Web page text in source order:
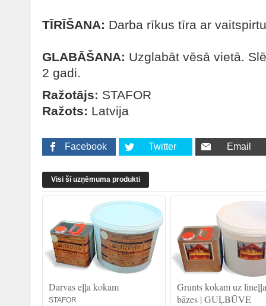
TĪRĪŠANA: Darba rīkus tīra ar
GLABĀŠANA: Uzglabāt vēsā vietā.
2 gadi.
Ražotājs: STAFOR
Ražots: Latvija
Facebook Twitter Email
Visi šī uzņēmuma produkti
Darvas eļļa kokam
STAFOR
Grunts kokam uz
bāzes | GUĻBŪVE